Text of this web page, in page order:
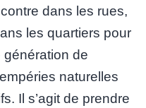
dans les rues,
les quartiers pour
de
naturelles
Il s’agit de prendre